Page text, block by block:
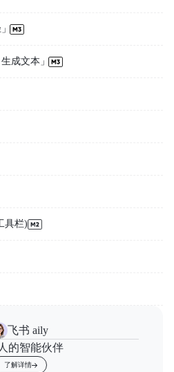
成文本」
具栏)
飞书 aily
的智能伙伴
了解详情